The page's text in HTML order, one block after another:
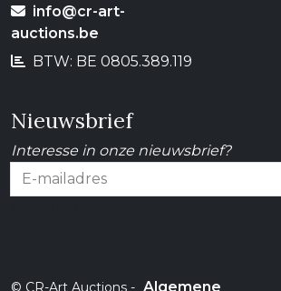
info@cr-art-
auctions.be
BTW: BE 0805.389.119
Nieuwsbrief
Interesse in onze nieuwsbrief?
© CR-Art Auctions - Algemene